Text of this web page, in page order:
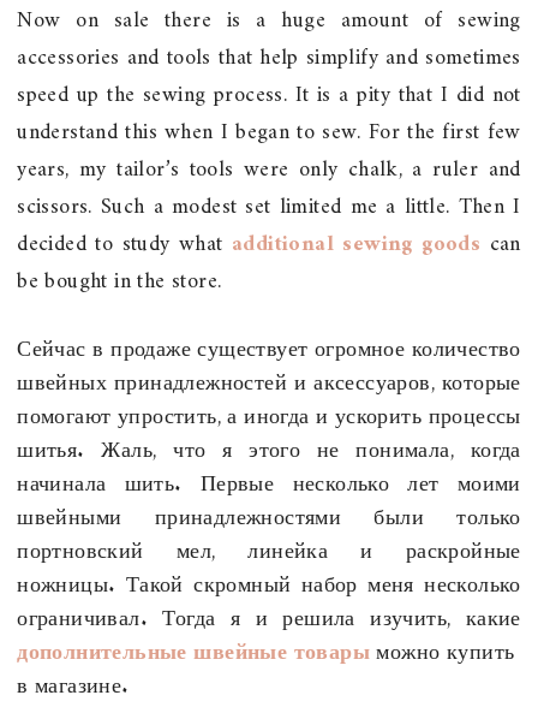
Now on sale there is a huge amount of sewing
accessories and tools that help simplify and sometimes
speed up the sewing process. It is a pity that I did not
understand this when I began to sew. For the first few
years, my tailor’s tools were only chalk, a ruler and
scissors. Such a modest set limited me a little. Then I
decided to study what additional sewing goods can
be bought in the store.
Сейчас в продаже существует огромное количество
швейных принадлежностей и аксессуаров, которые
помогают упростить, а иногда и ускорить процессы
шитья. Жаль, что я этого не понимала, когда
начинала шить. Первые несколько лет моими
швейными принадлежностями были только
портновский мел, линейка и раскройные
ножницы. Такой скромный набор меня несколько
ограничивал. Тогда я и решила изучить, какие
дополнительные швейные товарыможно купить
в магазине.